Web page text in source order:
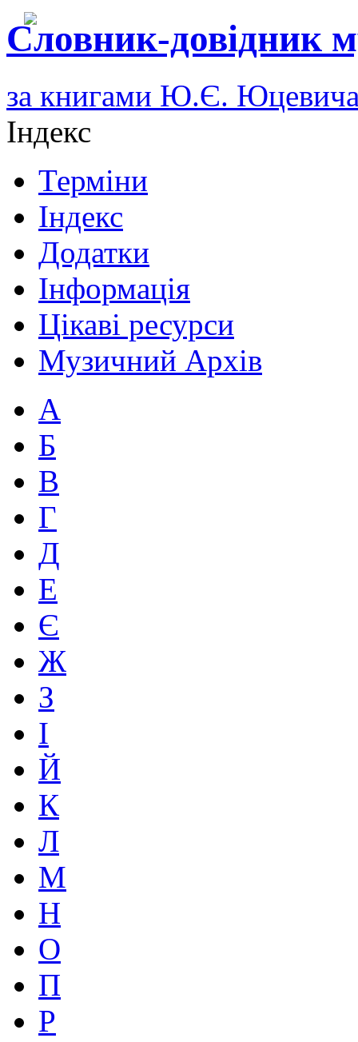
Словник-довідник
за книгами Ю.Є.
Індекс
Терміни
Індекс
Додатки
Інформація
Цікаві ресурси
Музичний Архів
А
Б
В
Г
Д
Е
Є
Ж
З
І
Й
К
Л
М
Н
О
П
Р